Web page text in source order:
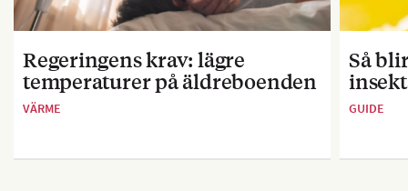
Regeringens krav: lägre
temperaturer på äldreboenden
VÄRME
Så
GUIDE